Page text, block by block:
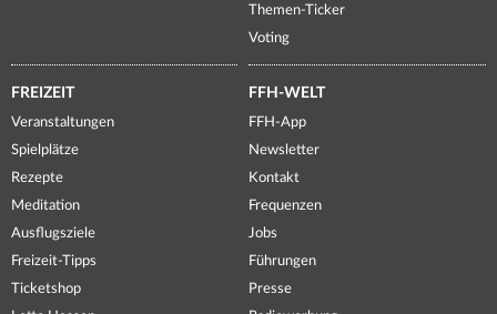
Themen-Ticker
Voting
FREIZEIT
Veranstaltungen
Spielplätze
Rezepte
Meditation
Ausflugsziele
Freizeit-Tipps
Ticketshop
FFH-WELT
FFH-App
Newsletter
Kontakt
Frequenzen
Jobs
Führungen
Presse